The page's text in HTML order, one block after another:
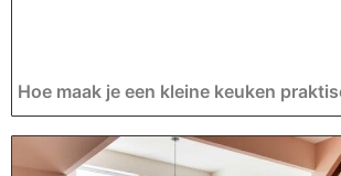
Hoe maak je een kleine keuken